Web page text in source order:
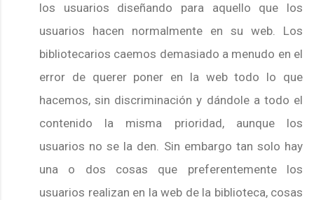
los usuarios diseñando para aquello que los
usuarios hacen normalmente en su web. Los
bibliotecarios caemos demasiado a menudo en el
error de querer poner en la web todo lo que
hacemos, sin discriminación y dándole a todo el
contenido la misma prioridad, aunque los
usuarios no se la den. Sin embargo tan solo hay
una o dos cosas que preferentemente los
usuarios realizan en la web de la biblioteca, cosas